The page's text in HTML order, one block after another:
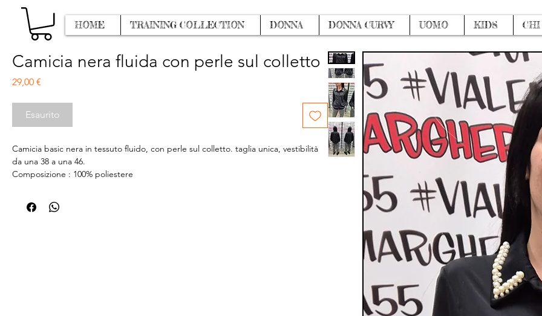
HOME TRAINING COLLECTION DONNA DONNA CURVY UOMO KIDS CHI
Camicia nera fluida con perle sul colletto
29,00 €
Esaurito
Camicia basic nera in tessuto fluido, con perle sul colletto. taglia unica, vestibilità
da una 38 a una 46.
Composizione : 100% poliestere